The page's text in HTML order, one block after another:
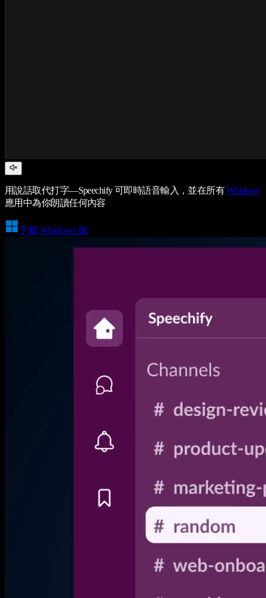
用說話取代打字—Speechify 可即時語音輸入，並在所有Windows
應用中為你朗讀任何內容
下載 Windows 版